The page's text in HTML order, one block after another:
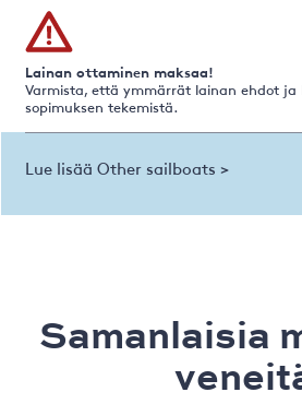
Lainan ottaminen maksaa!
Varmista, että ymmärrät lainan ehdot ja
sopimuksen tekemistä.
Lue lisää Other sailboats >
Samanlaisia